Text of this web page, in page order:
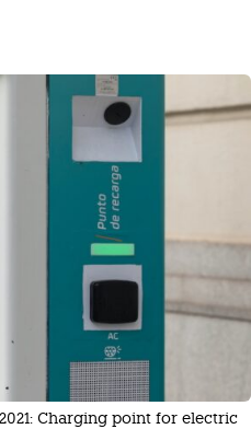
Charging point for electric